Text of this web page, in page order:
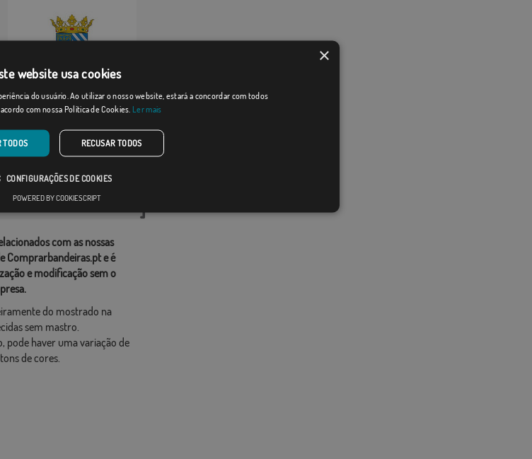
Artajona
com as nossas
Comprarbandeiras.pt e é
e modificação sem o
do mostrado na
sem mastro.
pode haver uma variação de
de cores.
×
website usa cookies
do usuário. Ao utilizar o nosso website, estará a concordar com todos
com nossa Política de Cookies. Ler mais
TODOS RECUSAR TODOS
CONFIGURAÇÕES DE COOKIES
POWERED BY COOKIESCRIPT